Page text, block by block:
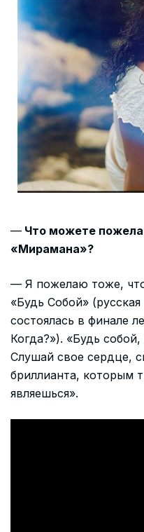
— Что можете
«Мирамана»?
— Я пожелаю тоже,
«Будь Собой»
состоялась в финале
Когда?»). «Будь
Слушай свое сердце,
бриллианта, которым
являешься».